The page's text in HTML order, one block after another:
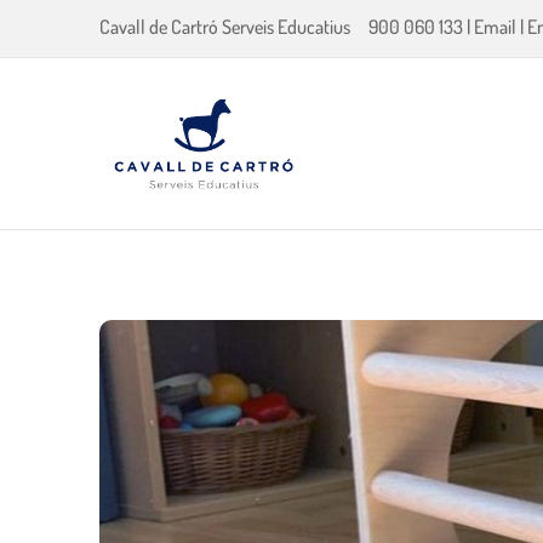
Cavall de Cartró Serveis Educatius 900 060 133 | Email |